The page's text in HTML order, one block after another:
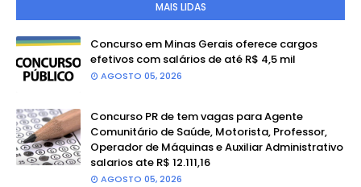
MAIS LIDAS
Concurso em Minas Gerais oferece cargos
efetivos com salários de até R$ 4,5 mil
AGOSTO 05, 2026
Concurso PR de tem vagas para Agente
Comunitário de Saúde, Motorista, Professor,
Operador de Máquinas e Auxiliar Administrativo
salarios ate R$ 12.111,16
AGOSTO 05, 2026